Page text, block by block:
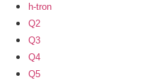
h-tron
Q2
Q3
Q4
Q5